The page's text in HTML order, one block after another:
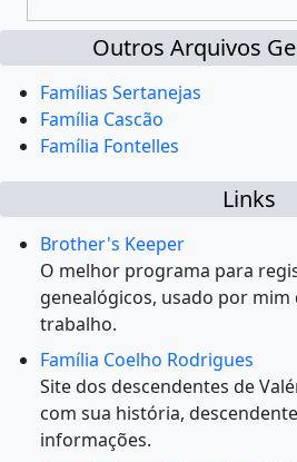
Outros Arquivos
Famílias Sertanejas
Família Cascão
Família Fontelles
Links
Brother's Keeper
O melhor programa para
genealógicos, usado por mim
trabalho.
Família Coelho Rodrigues
Site dos descendentes de
com sua história,
informações.